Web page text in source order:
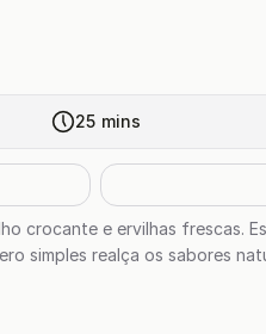
25 mins
crocante e ervilhas frescas.
simples realça os sabores